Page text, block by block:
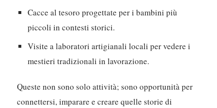
Cacce al tesoro progettate per i bambini più
piccoli in contesti storici.
Visite a laboratori artigianali locali per vedere i
mestieri tradizionali in lavorazione.
Queste non sono solo attività; sono opportunità per
connettersi, imparare e creare quelle storie di